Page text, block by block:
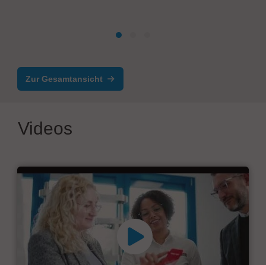
Zur Gesamtansicht
Videos